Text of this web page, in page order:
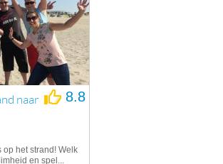
naar
8.8
op het strand! Welk
en spel...